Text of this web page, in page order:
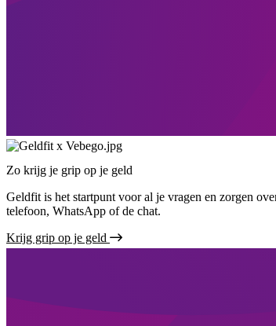
Zo krijg je grip op je geld
Geldfit is het startpunt voor al je vragen en zorgen
telefoon, WhatsApp of de chat.
Krijg grip op je geld